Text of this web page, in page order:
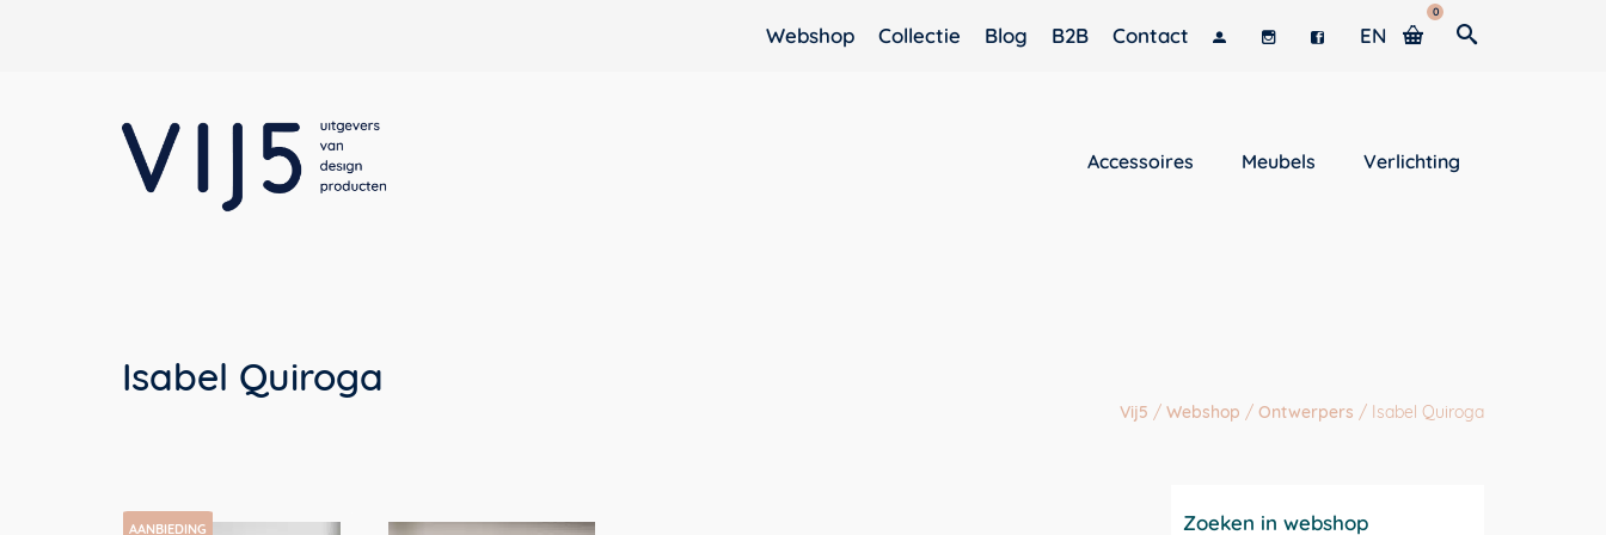
0
Webshop Collectie Blog B2B Contact EN
Accessoires Meubels Verlichting
Isabel Quiroga
Vij5 / Webshop / Ontwerpers / Isabel Quiroga
AANBIEDING Zoeken in webshop